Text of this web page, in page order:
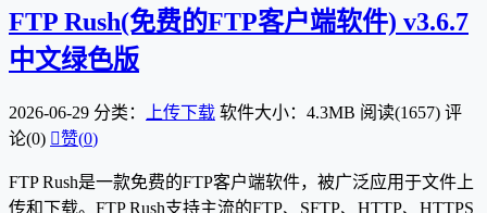
FTP Rush(免费的FTP客户端软件) v3.6.7
中文绿色版
2026-06-29 分类： 上传下载 软件大小：4.3MB 阅读(1657) 评
论(0) 赞(0)
FTP Rush是一款免费的FTP客户端软件，被广泛应用于文件上
传和下载。FTP Rush支持主流的FTP、SFTP、HTTP、HTTPS